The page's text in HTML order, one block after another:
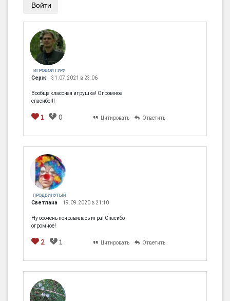
Войти
ИГРОВОЙ ГУРУ
Серж 31.07.2021 в 23:06
Вообще классная игрушка! Огромное
спасибо!!!
1 0 Цитировать Ответить
ПРОДВИНУТЫЙ
Светлана 19.09.2020 в 21:10
Ну ооочень понравилась игра! Спасибо
огромное!
2 1 Цитировать Ответить